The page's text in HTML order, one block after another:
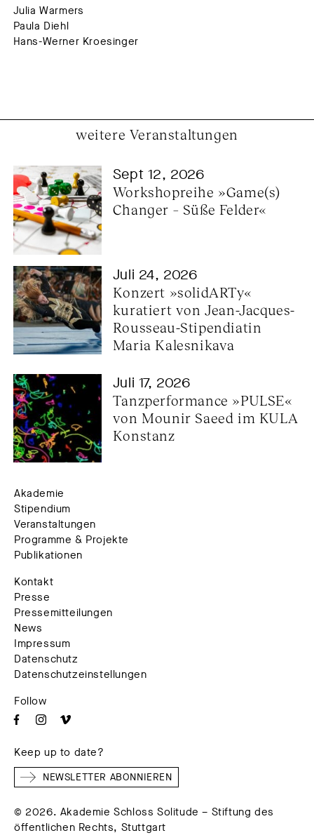
Julia Warmers
Paula Diehl
Hans-Werner Kroesinger
weitere Veranstaltungen
Sept 12, 2026
Workshopreihe »Game(s)
Changer – Süße Felder«
Juli 24, 2026
Konzert »solidARTy«
kuratiert von Jean-Jacques-
Rousseau-Stipendiatin
Maria Kalesnikava
Juli 17, 2026
Tanzperformance »PULSE«
von Mounir Saeed im KULA
Konstanz
Akademie
Stipendium
Veranstaltungen
Programme & Projekte
Publikationen
Kontakt
Presse
Pressemitteilungen
News
Impressum
Datenschutz
Datenschutzeinstellungen
Follow
Keep up to date?
NEWSLETTER ABONNIEREN
© 2026. Akademie Schloss Solitude – Stiftung des
öffentlichen Rechts, Stuttgart